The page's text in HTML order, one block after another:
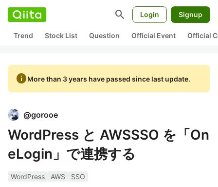
search Login Signup
Trend Stock List Question Official Event Official
infoMore than 3 years have passed since last update.
@gorooe
WordPress と AWSSSO を「On
eLogin」で連携する
WordPress AWS
SSO